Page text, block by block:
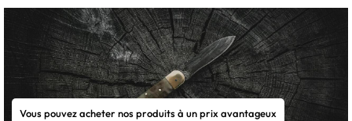
Vous pouvez acheter nos produits à un prix avantageux